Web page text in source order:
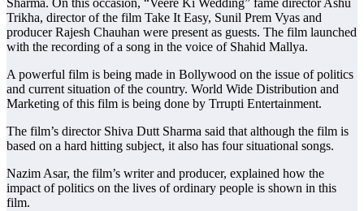
Sharma. On this occasion, “Veere Ki Wedding” fame director Ashu
Trikha, director of the film Take It Easy, Sunil Prem Vyas and
producer Rajesh Chauhan were present as guests. The film launched
with the recording of a song in the voice of Shahid Mallya.
A powerful film is being made in Bollywood on the issue of politics
and current situation of the country. World Wide Distribution and
Marketing of this film is being done by Trrupti Entertainment.
The film’s director Shiva Dutt Sharma said that although the film is
based on a hard hitting subject, it also has four situational songs.
Nazim Asar, the film’s writer and producer, explained how the
impact of politics on the lives of ordinary people is shown in this
film.